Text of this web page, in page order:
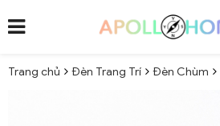
Trang chủ Đèn Trang Trí Đèn Chùm